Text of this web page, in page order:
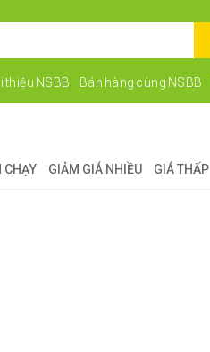
thiệu NSBB Bán hàng cùng NSBB
CHẠY GIẢM GIÁ NHIỀU GIÁ THẤP